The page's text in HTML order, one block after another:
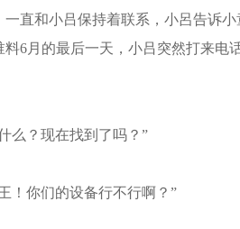
和小吕保持着联系，小呂告诉小
6月的最后一天，小吕突然打来电
？现在找到了吗？”
你们的设备行不行啊？”